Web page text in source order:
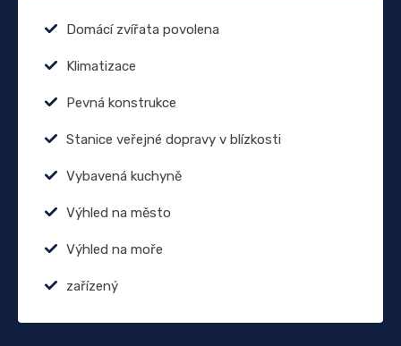
Domácí zvířata povolena
Klimatizace
Pevná konstrukce
Stanice veřejné dopravy v blízkosti
Vybavená kuchyně
Výhled na město
Výhled na moře
zařízený